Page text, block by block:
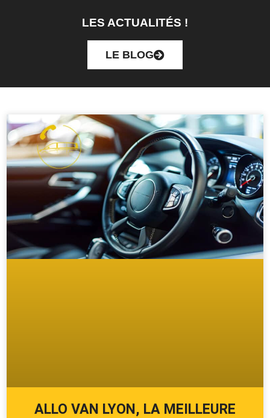
LES ACTUALITÉS !
LE BLOG
ALLO VAN LYON, LA MEILLEURE